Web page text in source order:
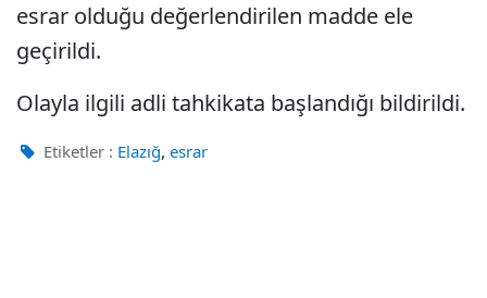
esrar olduğu değerlendirilen madde ele
geçirildi.
Olayla ilgili adli tahkikata başlandığı bildirildi.
Etiketler : Elazığ, esrar